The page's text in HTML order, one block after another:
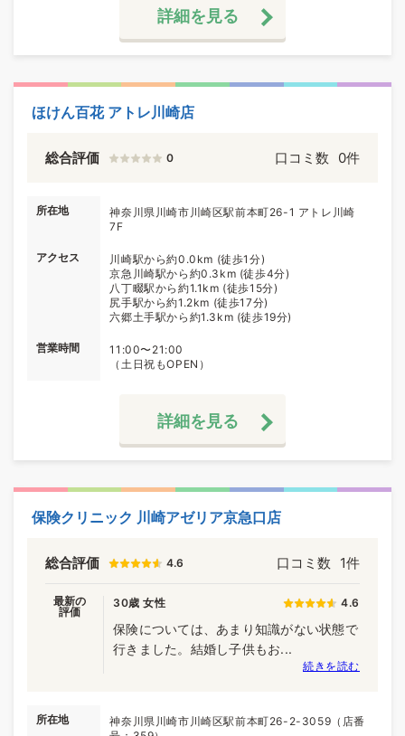
詳細を見る
ほけん百花 アトレ川崎店
総合評価 0 口コミ数 0件
所在地
神奈川県川崎市川崎区駅前本町26-1 アトレ川崎
7F
アクセス
川崎駅から約0.0km (徒歩1分)
京急川崎駅から約0.3km (徒歩4分)
八丁畷駅から約1.1km (徒歩15分)
尻手駅から約1.2km (徒歩17分)
六郷土手駅から約1.3km (徒歩19分)
営業時間
11:00〜21:00
（土日祝もOPEN）
詳細を見る
保険クリニック 川崎アゼリア京急口店
総合評価 4.6 口コミ数 1件
最新の
評価
30歳 女性 4.6
保険については、あまり知識がない状態で
行きました。結婚し子供もお...
続きを読む
所在地
神奈川県川崎市川崎区駅前本町26-2-3059（店番